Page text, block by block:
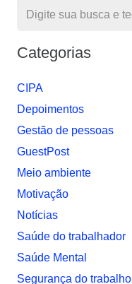
Categorias
CIPA
Depoimentos
Gestão de pessoas
GuestPost
Meio ambiente
Motivação
Notí­cias
Saúde do trabalhador
Saúde Mental
Segurança do trabalho